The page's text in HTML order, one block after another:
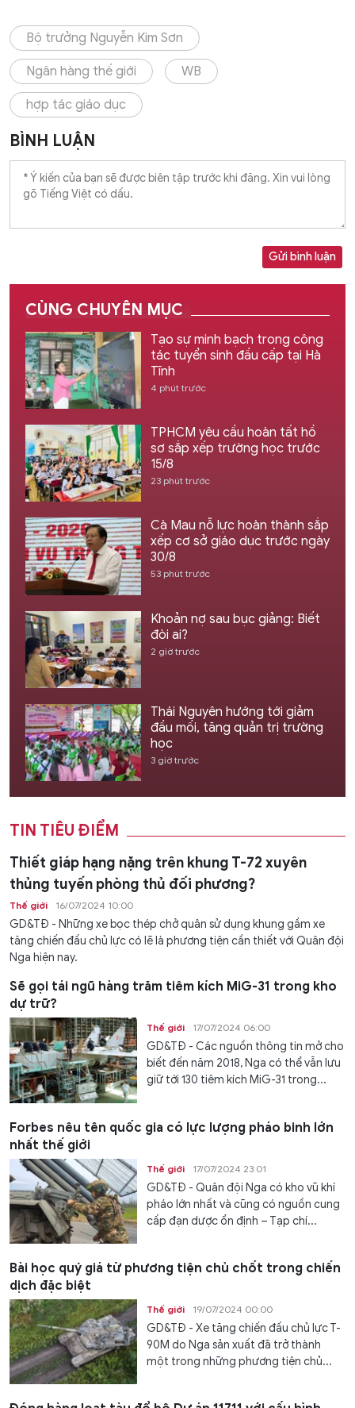
Bộ trưởng Nguyễn Kim Sơn
Ngân hàng thế giới WB
hợp tác giáo dục
BÌNH LUẬN
Gửi bình luận
CÙNG CHUYÊN MỤC
Tạo sự minh bạch trong công
tác tuyển sinh đầu cấp tại Hà
Tĩnh
4 phút trước
TPHCM yêu cầu hoàn tất hồ
sơ sắp xếp trường học trước
15/8
23 phút trước
Cà Mau nỗ lực hoàn thành sắp
xếp cơ sở giáo dục trước ngày
30/8
53 phút trước
Khoản nợ sau bục giảng: Biết
đòi ai?
2 giờ trước
Thái Nguyên hướng tới giảm
đầu mối, tăng quản trị trường
học
3 giờ trước
TIN TIÊU ĐIỂM
Thiết giáp hạng nặng trên khung T-72 xuyên
thủng tuyến phòng thủ đối phương?
Thế giới 16/07/2024 10:00
GD&TĐ - Những xe bọc thép chở quân sử dụng khung gầm xe
tăng chiến đấu chủ lực có lẽ là phương tiện cần thiết với Quân đội
Nga hiện nay.
Sẽ gọi tái ngũ hàng trăm tiêm kích MiG-31 trong kho
dự trữ?
Thế giới 17/07/2024 06:00
GD&TĐ - Các nguồn thông tin mở cho
biết đến năm 2018, Nga có thể vẫn lưu
giữ tới 130 tiêm kích MiG-31 trong...
Forbes nêu tên quốc gia có lực lượng pháo binh lớn
nhất thế giới
Thế giới 17/07/2024 23:01
GD&TĐ - Quân đội Nga có kho vũ khí
pháo lớn nhất và cũng có nguồn cung
cấp đạn dược ổn định – Tạp chí...
Bài học quý giá từ phương tiện chủ chốt trong chiến
dịch đặc biệt
Thế giới 19/07/2024 00:00
GD&TĐ - Xe tăng chiến đấu chủ lực T-
90M do Nga sản xuất đã trở thành
một trong những phương tiện chủ...